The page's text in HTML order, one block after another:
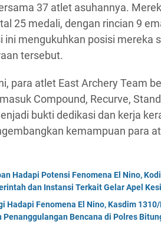
37 atlet asuhannya.
25 medali, dengan rincian 9
ini mengukuhkan posisi mereka
tersebut.
para atlet East Archery Team
Compound, Recurve,
bukti dedikasi dan kerja
kemampuan para
Hadapi Potensi Fenomena El Nino,
dan Instansi Terkait Gelar Apel
Hadapi Fenomena El Nino, Kasdim
Penanggulangan Bencana di Polres